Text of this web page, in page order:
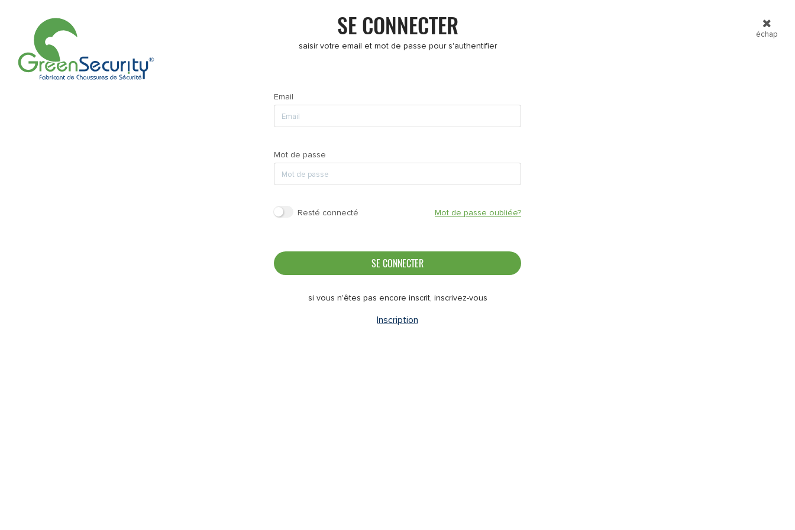
échap
SE CONNECTER
saisir votre email et mot de passe pour s'authentifier
Email
Mot de passe
Resté connecté Mot de passe oubliée?
SE CONNECTER
si vous n'êtes pas encore inscrit, inscrivez-vous
Inscription